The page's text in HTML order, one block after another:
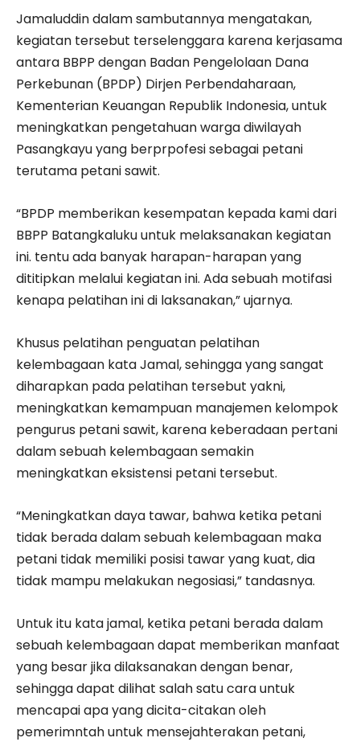
Jamaluddin dalam sambutannya mengatakan,
kegiatan tersebut terselenggara karena kerjasama
antara BBPP dengan Badan Pengelolaan Dana
Perkebunan (BPDP) Dirjen Perbendaharaan,
Kementerian Keuangan Republik Indonesia, untuk
meningkatkan pengetahuan warga diwilayah
Pasangkayu yang berprpofesi sebagai petani
terutama petani sawit.
“BPDP memberikan kesempatan kepada kami dari
BBPP Batangkaluku untuk melaksanakan kegiatan
ini. tentu ada banyak harapan-harapan yang
dititipkan melalui kegiatan ini. Ada sebuah motifasi
kenapa pelatihan ini di laksanakan,” ujarnya.
Khusus pelatihan penguatan pelatihan
kelembagaan kata Jamal, sehingga yang sangat
diharapkan pada pelatihan tersebut yakni,
meningkatkan kemampuan manajemen kelompok
pengurus petani sawit, karena keberadaan pertani
dalam sebuah kelembagaan semakin
meningkatkan eksistensi petani tersebut.
“Meningkatkan daya tawar, bahwa ketika petani
tidak berada dalam sebuah kelembagaan maka
petani tidak memiliki posisi tawar yang kuat, dia
tidak mampu melakukan negosiasi,” tandasnya.
Untuk itu kata jamal, ketika petani berada dalam
sebuah kelembagaan dapat memberikan manfaat
yang besar jika dilaksanakan dengan benar,
sehingga dapat dilihat salah satu cara untuk
mencapai apa yang dicita-citakan oleh
pemerimntah untuk mensejahterakan petani,